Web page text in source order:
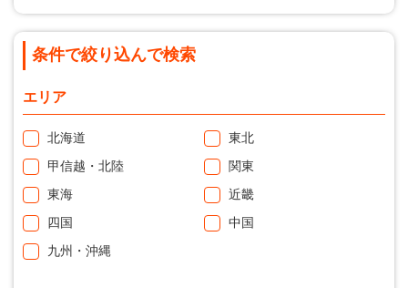
条件で絞り込んで検索
エリア
北海道
東北
甲信越・北陸
関東
東海
近畿
四国
中国
九州・沖縄